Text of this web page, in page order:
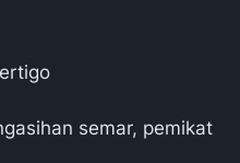
semar, pemikat